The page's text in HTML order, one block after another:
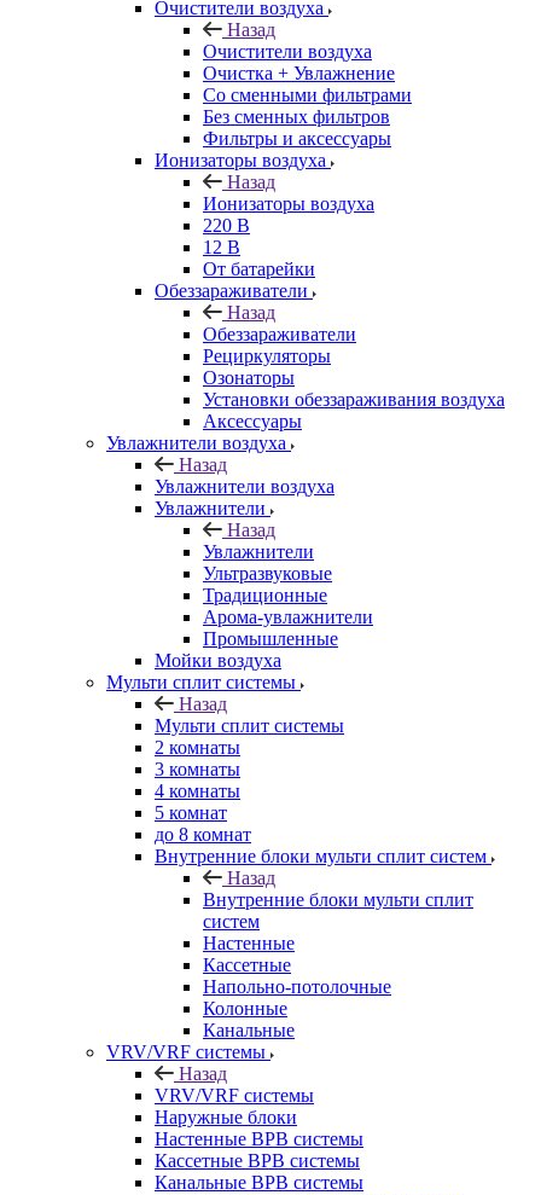
Очистители воздуха
Назад
Очистители воздуха
Очистка + Увлажнение
Cо сменными фильтрами
Без сменных фильтров
Фильтры и аксессуары
Ионизаторы воздуха
Назад
Ионизаторы воздуха
220 В
12 В
От батарейки
Обеззараживатели
Назад
Обеззараживатели
Рециркуляторы
Озонаторы
Установки обеззараживания воздуха
Аксессуары
Увлажнители воздуха
Назад
Увлажнители воздуха
Увлажнители
Назад
Увлажнители
Ультразвуковые
Традиционные
Арома-увлажнители
Промышленные
Мойки воздуха
Мульти сплит системы
Назад
Мульти сплит системы
2 комнаты
3 комнаты
4 комнаты
5 комнат
до 8 комнат
Внутренние блоки мульти сплит систем
Назад
Внутренние блоки мульти сплит
систем
Настенные
Кассетные
Напольно-потолочные
Колонные
Канальные
VRV/VRF системы
Назад
VRV/VRF системы
Наружные блоки
Настенные ВРВ системы
Кассетные ВРВ системы
Канальные ВРВ системы